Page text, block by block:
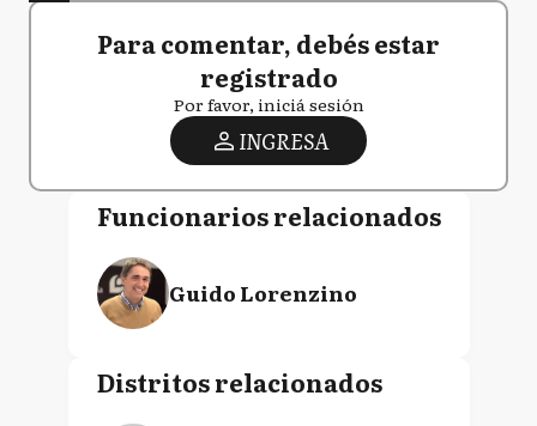
Para comentar, debés estar
registrado
Por favor, iniciá sesión
INGRESA
Funcionarios relacionados
Guido Lorenzino
Distritos relacionados